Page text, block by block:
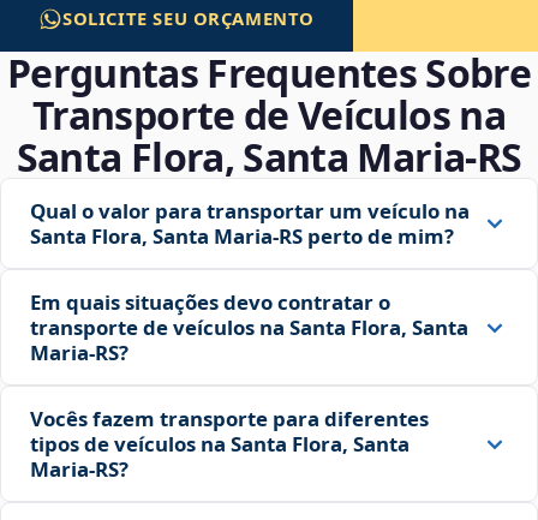
SOLICITE SEU ORÇAMENTO
Perguntas Frequentes Sobre
Transporte de Veículos na
Santa Flora, Santa Maria‑RS
Qual o valor para transportar um veículo na
Santa Flora, Santa Maria‑RS perto de mim?
Em quais situações devo contratar o
transporte de veículos na Santa Flora, Santa
Maria‑RS?
Vocês fazem transporte para diferentes
tipos de veículos na Santa Flora, Santa
Maria‑RS?